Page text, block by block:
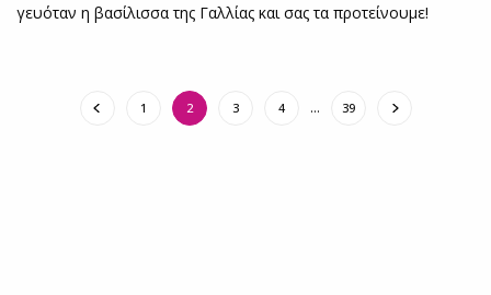
γευόταν η βασίλισσα της Γαλλίας και σας τα προτείνουμε!
1 2 3 4 … 39